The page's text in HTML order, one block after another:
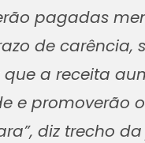
pagadas
de
a receita
e promoverão
diz trecho